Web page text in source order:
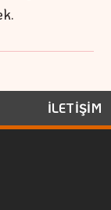
İLETİŞİM